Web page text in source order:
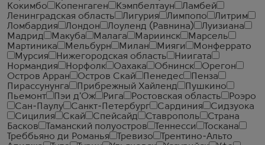
Кокимбо
Копенгаген Кэмпбелтаун
Ламбей
Ленинградская область
Лигурия Лимпопо
Литрим
Ломбардия
Лондон Лоуленд (Равнина)
Луизиана
Мадрид
Макуба Малага Мариинск
Марсель
Мартиника
Мельбурн Милан Мияги
Монферрато
Мурсия
Нижегородская область
Ниигата
Нормандия
Норфолк Оахака Обнинск
Орегон
Остров Арран
Остров Скай Пенедес
Пенза
Пирассунунга
Прибрежный Хайленд
Пушкино
Пьемонт
Пэи д'Ож Рига Ростовская область
Роэро
Сан-Паулу
Санкт-Петербург Сардиния
Сидзуока
Сицилия
Скай Спейсайд Ставрополь
Страна
Басков
Таманский полуостров Теннесси
Тоскана
Треббьяно ди Романья
Тревизо
Трентино-Альто